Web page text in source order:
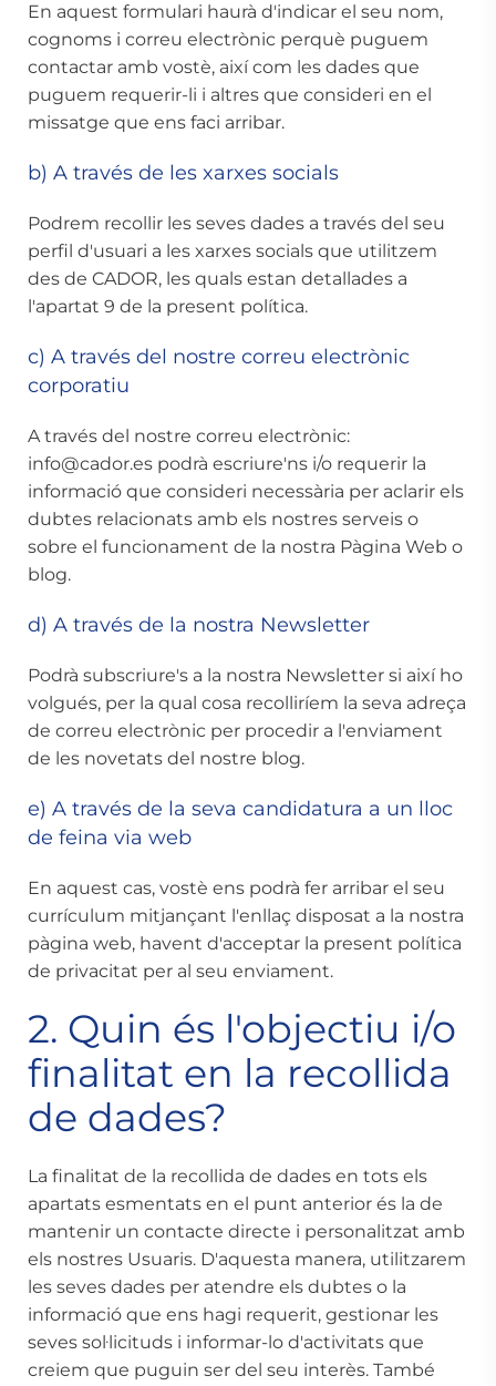
En aquest formulari haurà d'indicar el seu nom,
cognoms i correu electrònic perquè puguem
contactar amb vostè, així com les dades que
puguem requerir-li i altres que consideri en el
missatge que ens faci arribar.
b) A través de les xarxes socials
Podrem recollir les seves dades a través del seu
perfil d'usuari a les xarxes socials que utilitzem
des de CADOR, les quals estan detallades a
l'apartat 9 de la present política.
c) A través del nostre correu electrònic
corporatiu
A través del nostre correu electrònic:
info@cador.es podrà escriure'ns i/o requerir la
informació que consideri necessària per aclarir els
dubtes relacionats amb els nostres serveis o
sobre el funcionament de la nostra Pàgina Web o
blog.
d) A través de la nostra Newsletter
Podrà subscriure's a la nostra Newsletter si així ho
volgués, per la qual cosa recolliríem la seva adreça
de correu electrònic per procedir a l'enviament
de les novetats del nostre blog.
e) A través de la seva candidatura a un lloc
de feina via web
En aquest cas, vostè ens podrà fer arribar el seu
currículum mitjançant l'enllaç disposat a la nostra
pàgina web, havent d'acceptar la present política
de privacitat per al seu enviament.
2. Quin és l'objectiu i/o
finalitat en la recollida
de dades?
La finalitat de la recollida de dades en tots els
apartats esmentats en el punt anterior és la de
mantenir un contacte directe i personalitzat amb
els nostres Usuaris. D'aquesta manera, utilitzarem
les seves dades per atendre els dubtes o la
informació que ens hagi requerit, gestionar les
seves sol·licituds i informar-lo d'activitats que
creiem que puguin ser del seu interès. També